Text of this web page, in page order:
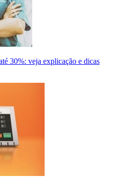
30%: veja explicação e dicas